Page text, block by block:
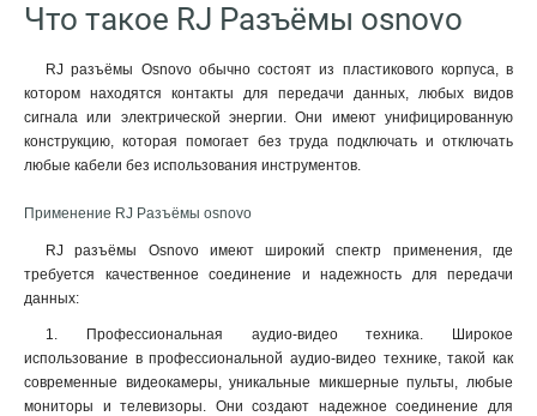
Что такое RJ Разъёмы osnovo
RJ разъёмы Osnovo обычно состоят из пластикового корпуса, в
котором находятся контакты для передачи данных, любых видов
сигнала или электрической энергии. Они имеют унифицированную
конструкцию, которая помогает без труда подключать и отключать
любые кабели без использования инструментов.
Применение RJ Разъёмы osnovo
RJ разъёмы Osnovo имеют широкий спектр применения, где
требуется качественное соединение и надежность для передачи
данных:
1. Профессиональная аудио-видео техника. Широкое
использование в профессиональной аудио-видео технике, такой как
современные видеокамеры, уникальные микшерные пульты, любые
мониторы и телевизоры. Они создают надежное соединение для